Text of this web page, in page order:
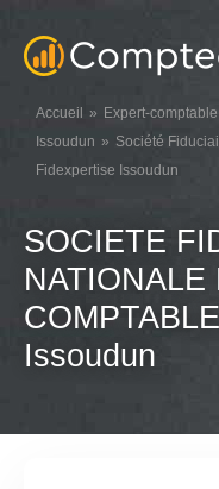
Accueil Expert-
Issoudun
Société
Fidexpertise Issoudun
SOCIETE
NATIONALE
Issoudun